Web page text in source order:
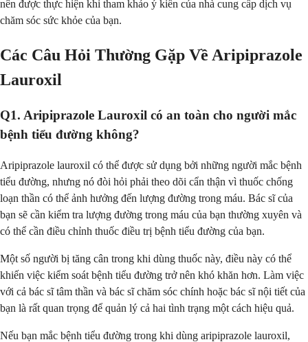
nên được thực hiện khi tham khảo ý kiến của nhà cung cấp dịch vụ
chăm sóc sức khỏe của bạn.
Các Câu Hỏi Thường Gặp Về Aripiprazole
Lauroxil
Q1. Aripiprazole Lauroxil có an toàn cho người mắc
bệnh tiểu đường không?
Aripiprazole lauroxil có thể được sử dụng bởi những người mắc bệnh
tiểu đường, nhưng nó đòi hỏi phải theo dõi cẩn thận vì thuốc chống
loạn thần có thể ảnh hưởng đến lượng đường trong máu. Bác sĩ của
bạn sẽ cần kiểm tra lượng đường trong máu của bạn thường xuyên và
có thể cần điều chỉnh thuốc điều trị bệnh tiểu đường của bạn.
Một số người bị tăng cân trong khi dùng thuốc này, điều này có thể
khiến việc kiểm soát bệnh tiểu đường trở nên khó khăn hơn. Làm việc
với cả bác sĩ tâm thần và bác sĩ chăm sóc chính hoặc bác sĩ nội tiết của
bạn là rất quan trọng để quản lý cả hai tình trạng một cách hiệu quả.
Nếu bạn mắc bệnh tiểu đường trong khi dùng aripiprazole lauroxil,